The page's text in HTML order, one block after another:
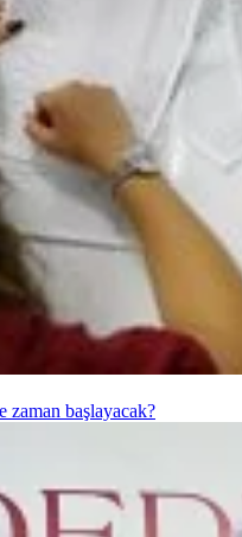
zaman başlayacak?